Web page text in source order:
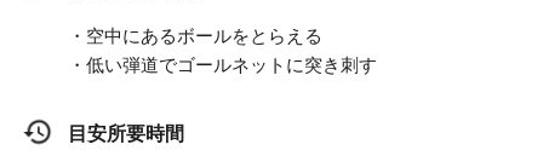
・空中にあるボールをとらえる
・低い弾道でゴールネットに突き刺す
目安所要時間